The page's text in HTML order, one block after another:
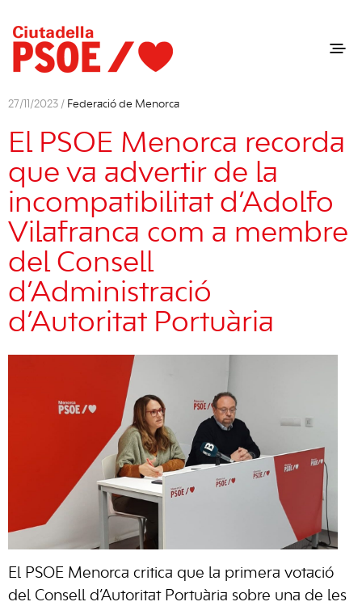
27/11/2023 / Federació de Menorca
El PSOE Menorca recorda
que va advertir de la
incompatibilitat d’Adolfo
Vilafranca com a membre
del Consell
d’Administració
d’Autoritat Portuària
El PSOE Menorca critica que la primera votació
del Consell d’Autoritat Portuària sobre una de les